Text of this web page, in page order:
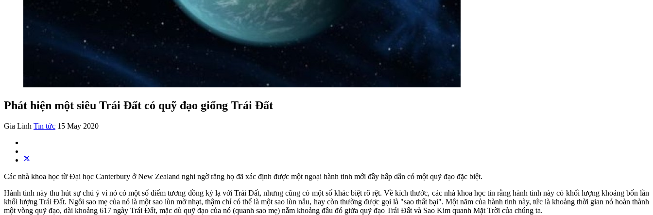
Phát hiện một siêu Trái Đất có quỹ đạo giống Trái Đất
Gia Linh Tin tức 15 May 2020
Các nhà khoa học từ Đại học Canterbury ở New Zealand nghi ngờ rằng họ đã xác định được một ngoại hành tinh mới đầy hấp dẫn có một quỹ đạo đặc biệt.
Hành tinh này thu hút sự chú ý vì nó có một số điểm tương đồng kỳ lạ với Trái Đất, nhưng cũng có một số khác biệt rõ rệt. Về kích thước, các nhà khoa học tin rằng hành tinh này có khối lượng khoảng bốn lần
khối lượng Trái Đất. Ngôi sao mẹ của nó là một sao lùn mờ nhạt, thậm chí có thể là một sao lùn nâu, hay còn thường được gọi là "sao thất bại". Một năm của hành tinh này, tức là khoảng thời gian nó hoàn thành
một vòng quỹ đạo, dài khoảng 617 ngày Trái Đất, mặc dù quỹ đạo của nó (quanh sao mẹ) nằm khoảng đâu đó giữa quỹ đạo Trái Đất và Sao Kim quanh Mặt Trời của chúng ta.